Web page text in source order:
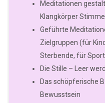
Meditationen
Klangkörper
Geführte
Zielgruppen (für
Sterbende, für
Die Stille – Leer
Das schöpferische
Bewusstsein